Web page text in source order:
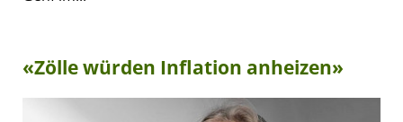
«Zölle würden Inflation anheizen»